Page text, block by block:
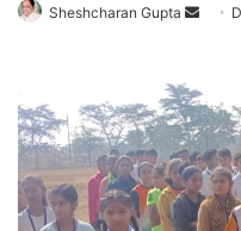
Sheshcharan Gupta
Send